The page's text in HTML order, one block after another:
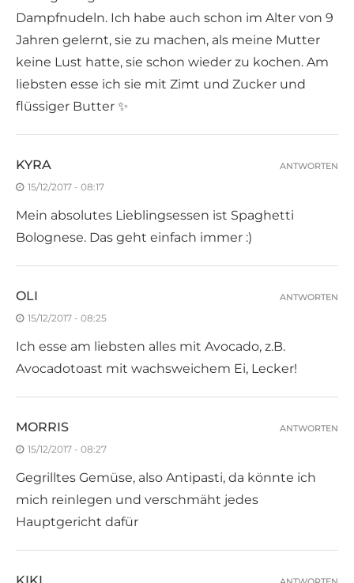
Dampfnudeln. Ich habe auch schon im Alter von 9
Jahren gelernt, sie zu machen, als meine Mutter
keine Lust hatte, sie schon wieder zu kochen. Am
liebsten esse ich sie mit Zimt und Zucker und
flüssiger Butter ✨
KYRA
15/12/2017 - 08:17
Mein absolutes Lieblingsessen ist Spaghetti
Bolognese. Das geht einfach immer :)
ANTWORTEN
OLI
15/12/2017 - 08:25
Ich esse am liebsten alles mit Avocado, z.B.
Avocadotoast mit wachsweichem Ei, Lecker!
ANTWORTEN
MORRIS
15/12/2017 - 08:27
Gegrilltes Gemüse, also Antipasti, da könnte ich
mich reinlegen und verschmäht jedes
Hauptgericht dafür
ANTWORTEN
KIKI